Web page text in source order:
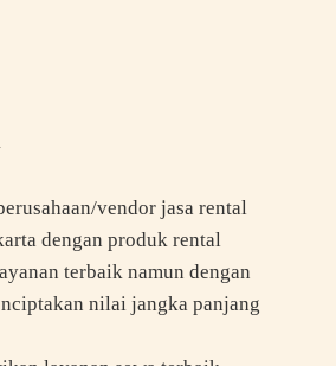
vendor jasa rental
dengan produk rental
terbaik namun dengan
nilai jangka panjang